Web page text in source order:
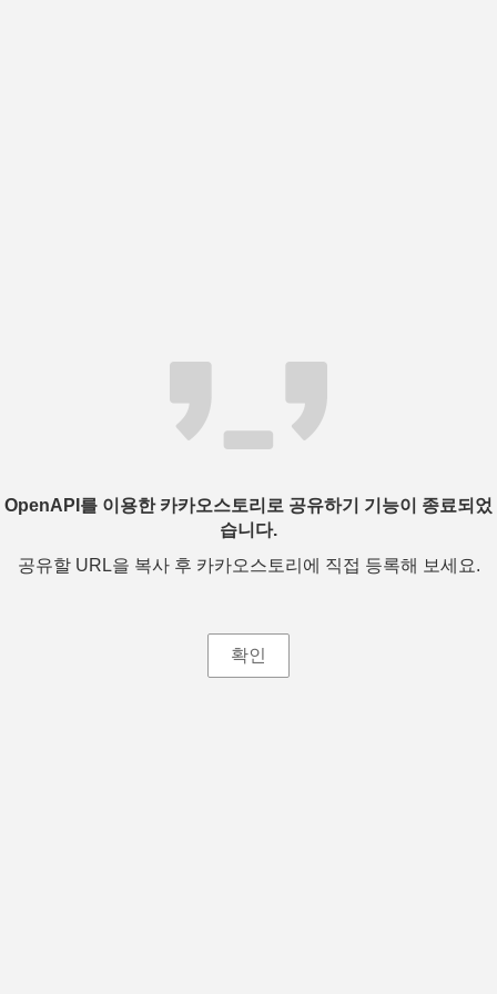
OpenAPI를 이용한 카카오스토리로 공유하기 기능이 종료되었
습니다.
공유할 URL을 복사 후 카카오스토리에 직접 등록해 보세요.
확인